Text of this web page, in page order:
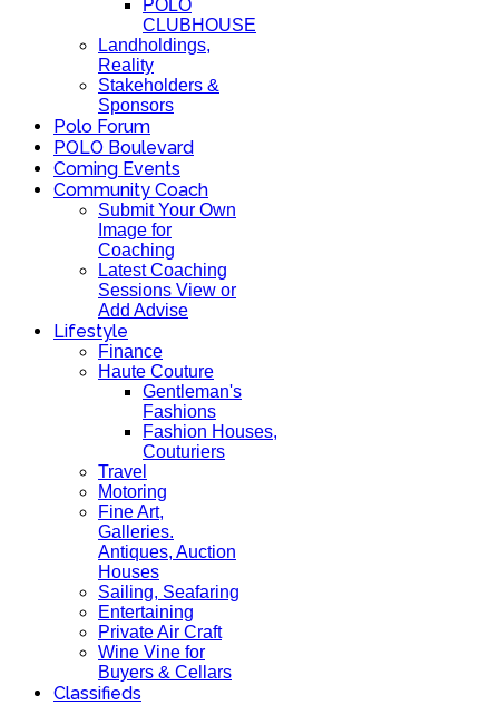
POLO
CLUBHOUSE
Landholdings,
Reality
Stakeholders &
Sponsors
Polo Forum
POLO Boulevard
Coming Events
Community Coach
Submit Your Own
Image for
Coaching
Latest Coaching
Sessions View or
Add Advise
Lifestyle
Finance
Haute Couture
Gentleman's
Fashions
Fashion Houses,
Couturiers
Travel
Motoring
Fine Art,
Galleries.
Antiques, Auction
Houses
Sailing, Seafaring
Entertaining
Private Air Craft
Wine Vine for
Buyers & Cellars
Classifieds